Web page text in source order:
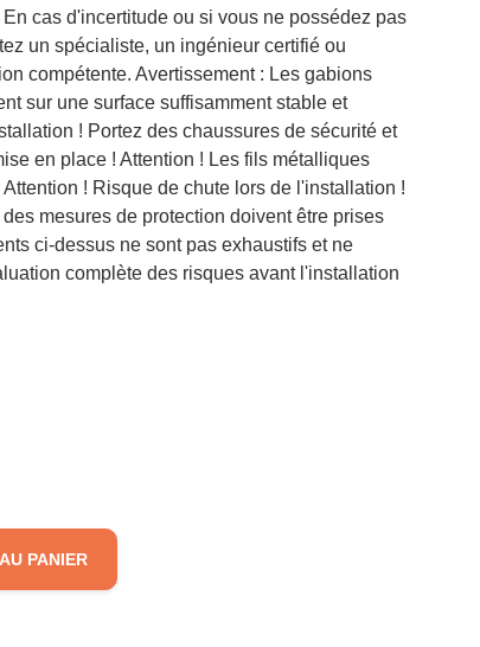
cas d'incertitude ou si vous ne possédez pas
un spécialiste, un ingénieur certifié ou
compétente. Avertissement : Les gabions
sur une surface suffisamment stable et
! Portez des chaussures de sécurité et
en place ! Attention ! Les fils métalliques
! Risque de chute lors de l'installation !
mesures de protection doivent être prises
ci-dessus ne sont pas exhaustifs et ne
complète des risques avant l'installation
PANIER